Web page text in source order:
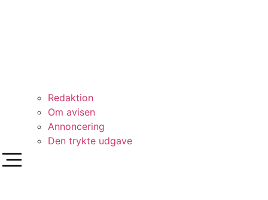
Redaktion
Om avisen
Annoncering
Den trykte udgave